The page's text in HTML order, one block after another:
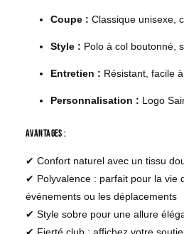
Coupe : Classique unisexe,
Style : Polo à col boutonné,
Entretien : Résistant, facile
Personnalisation : Logo
Avantages :
✔ Confort naturel avec un tissu
✔ Polyvalence : parfait pour la vie
événements ou les déplacements
✔ Style sobre pour une allure